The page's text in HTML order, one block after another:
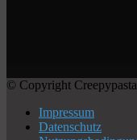
© Copyright
Impressum
Datenschutz